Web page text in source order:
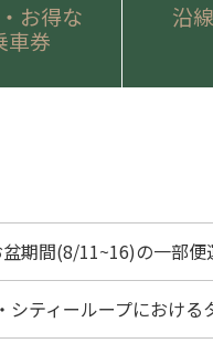
お得な
車券
沿
盆期間(8/11~16)の一部
シティーループにおけ